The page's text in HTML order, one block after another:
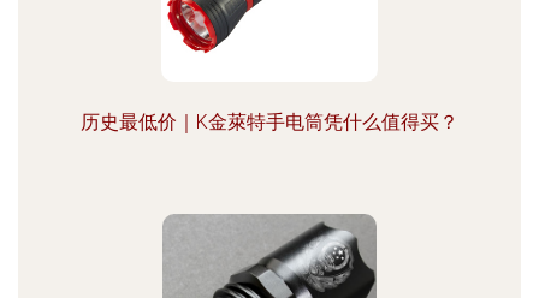
历史最低价｜K金萊特手电筒凭什么值得买？